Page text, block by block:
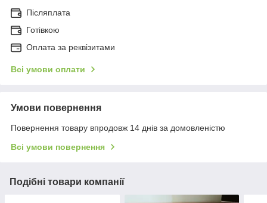
Післяплата
Готівкою
Оплата за реквізитами
Всі умови оплати
Умови повернення
Повернення товару впродовж 14 днів за домовленістю
Всі умови повернення
Подібні товари компанії